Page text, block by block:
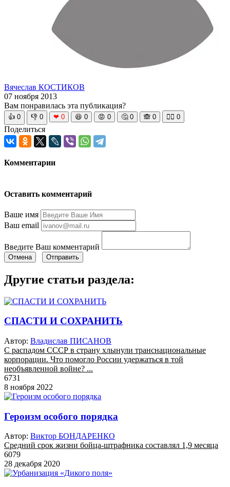
Вячеслав КОСТИКОВ
07 ноября 2013
Вам понравилась эта публикация?
👍 0 👎 0 ❤ 0 😆 0 😡 0 🤔 0 🙈 0 🧘‍♀️ 0
Поделиться
Комментарии
Оставить комментарий
Ваше имя
Ваш email
Введите Ваш комментарий
Отмена Отправить
Другие статьи раздела:
СПАСТИ И СОХРАНИТЬ
Автор: Владислав ПИСАНОВ
С распадом СССР в страну хлынули транснациональные
корпорации. Что помогло России удержаться в той
необъявленной войне? ...
6731
8 ноября 2022
Героизм особого порядка
Автор: Виктор БОНДАРЕНКО
Средний срок жизни бойца-штрафника составлял 1,9 месяца
6079
28 декабря 2020